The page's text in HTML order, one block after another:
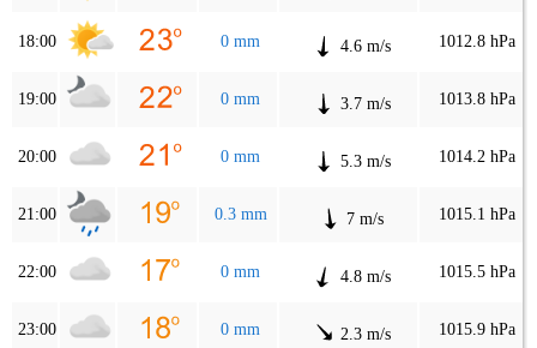
18:00 0 mm 4.6 m/s 1012.8 hPa
19:00 0 mm 3.7 m/s 1013.8 hPa
20:00 0 mm 5.3 m/s 1014.2 hPa
21:00 0.3 mm 7 m/s 1015.1 hPa
22:00 0 mm 4.8 m/s 1015.5 hPa
23:00 0 mm 2.3 m/s 1015.9 hPa